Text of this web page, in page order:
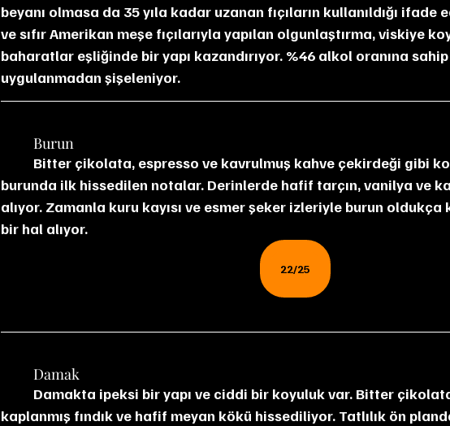
beyanı olmasa da 35 yıla kadar uzanan fıçıların kullanıldığı
ve sıfır Amerikan meşe fıçılarıyla yapılan olgunlaştırma, viskiye
baharatlar eşliğinde bir yapı kazandırıyor. %46 alkol oranına
uygulanmadan şişeleniyor.
	Burun
burunda ilk hissedilen notalar. Derinlerde hafif tarçın, vanilya ve
alıyor. Zamanla kuru kayısı ve esmer şeker izleriyle burun oldukça
bir hal alıyor.
22/25
	Damak
kaplanmış fındık ve hafif meyan kökü hissediliyor. Tatlılık ön